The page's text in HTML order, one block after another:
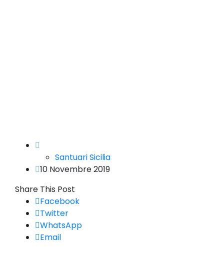
Santuari Sicilia
10 Novembre 2019
Share This Post
Facebook
Twitter
WhatsApp
Email